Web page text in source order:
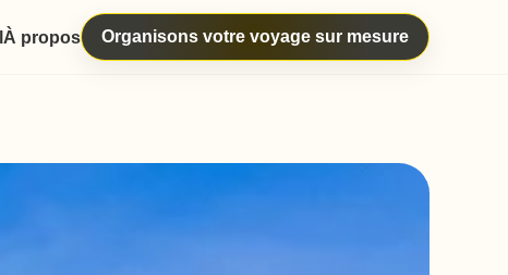
À propos Organisons votre voyage sur mesure